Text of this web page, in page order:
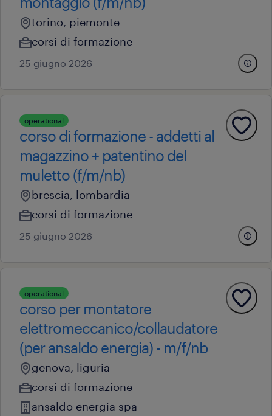
torino, piemonte
corsi di formazione
25 giugno 2026
operational
corso di formazione - addetti al
magazzino + patentino del
muletto (f/m/nb)
brescia, lombardia
corsi di formazione
25 giugno 2026
operational
corso per montatore
elettromeccanico/collaudatore
(per ansaldo energia) - m/f/nb
genova, liguria
corsi di formazione
ansaldo energia spa